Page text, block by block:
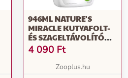
946ML NATURE'S
MIRACLE KUTYAFOLT-
ÉS SZAGELTÁVOLÍTÓ
946ML
4 090 Ft
Zooplus.hu